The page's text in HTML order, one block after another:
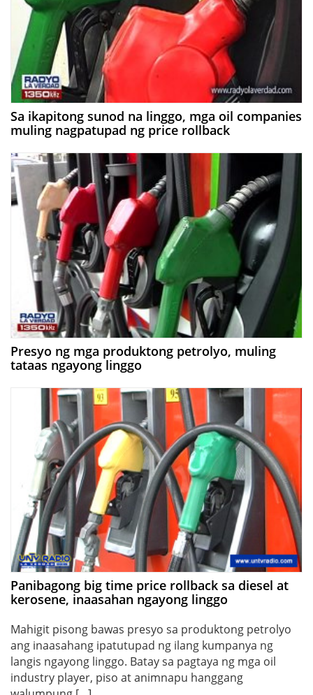
Sa ikapitong sunod na linggo, mga oil companies
muling nagpatupad ng price rollback
Presyo ng mga produktong petrolyo, muling
tataas ngayong linggo
Panibagong big time price rollback sa diesel at
kerosene, inaasahan ngayong linggo
Mahigit pisong bawas presyo sa produktong petrolyo
ang inaasahang ipatutupad ng ilang kumpanya ng
langis ngayong linggo. Batay sa pagtaya ng mga oil
industry player, piso at animnapu hanggang